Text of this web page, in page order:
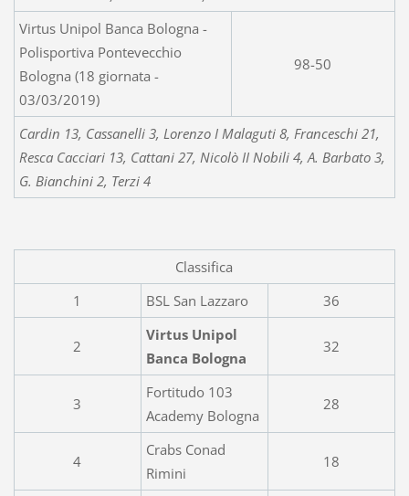
Virtus Unipol Banca Bologna -
Polisportiva Pontevecchio
Bologna (18 giornata -
03/03/2019)
98-50
Cardin 13, Cassanelli 3, Lorenzo I Malaguti 8, Franceschi 21,
Resca Cacciari 13, Cattani 27, Nicolò II Nobili 4, A. Barbato 3,
G. Bianchini 2, Terzi 4
Classifica
1
BSL San Lazzaro 36
2
Virtus Unipol
Banca Bologna
32
3
Fortitudo 103
Academy Bologna
28
4
Crabs Conad
Rimini
18